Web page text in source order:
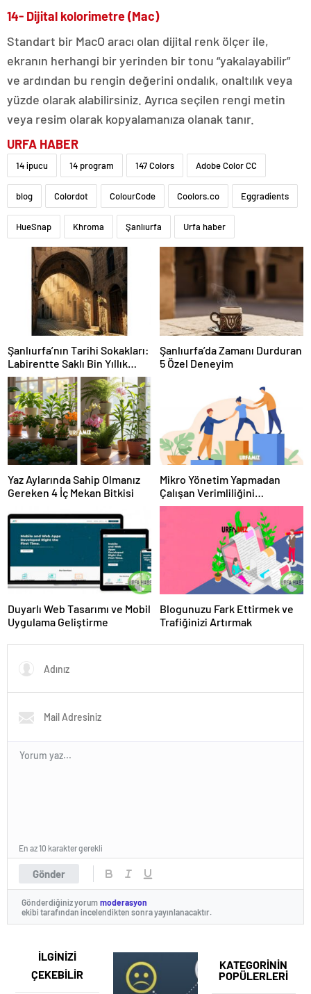
14- Dijital kolorimetre (Mac)
Standart bir MacO aracı olan dijital renk ölçer ile,
ekranın herhangi bir yerinden bir tonu “yakalayabilir”
ve ardından bu rengin değerini ondalık, onaltılık veya
yüzde olarak alabilirsiniz. Ayrıca seçilen rengi metin
veya resim olarak kopyalamanıza olanak tanır.
URFA HABER
14 ipucu 14 program 147 Colors Adobe Color CC
blog Colordot ColourCode Coolors.co Eggradients
HueSnap Khroma Şanlıurfa Urfa haber
Şanlıurfa’nın Tarihi Sokakları:
Labirentte Saklı Bin Yıllık
Hikayeler
Şanlıurfa’da Zamanı Durduran
5 Özel Deneyim
Yaz Aylarında Sahip Olmanız
Gereken 4 İç Mekan Bitkisi
Mikro Yönetim Yapmadan
Çalışan Verimliliğini
Artırmanın 4 Yolu
Duyarlı Web Tasarımı ve Mobil
Uygulama Geliştirme
Blogunuzu Fark Ettirmek ve
Trafiğinizi Artırmak
Gönder
En az 10 karakter gerekli
Gönderdiğiniz yorum moderasyon
ekibi tarafından incelendikten sonra yayınlanacaktır.
KATEGORİNİN
POPÜLERLERİ
İLGİNİZİ
ÇEKEBİLİR